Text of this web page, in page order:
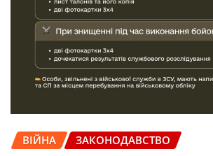
ВІЙНА ЗАКОНОДАВСТВО